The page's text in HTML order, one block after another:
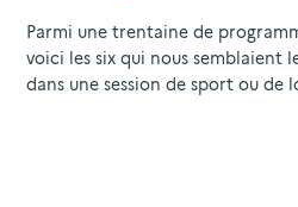
Parmi une trentaine de
voici les six qui nous semblaient
dans une session de sport ou de